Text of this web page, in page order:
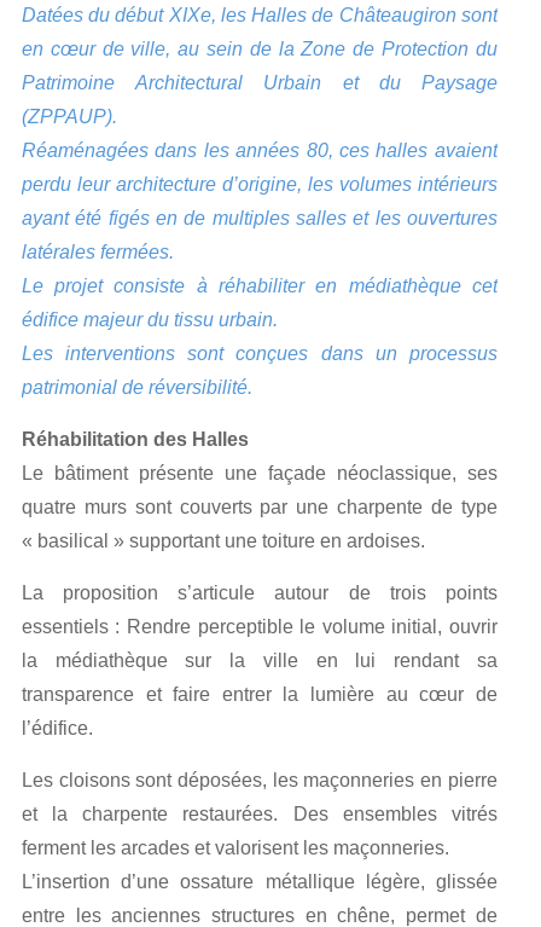
Datées du début XIXe, les Halles de Châteaugiron sont
en cœur de ville, au sein de la Zone de Protection du
Patrimoine Architectural Urbain et du Paysage
(ZPPAUP).
Réaménagées dans les années 80, ces halles avaient
perdu leur architecture d’origine, les volumes intérieurs
ayant été figés en de multiples salles et les ouvertures
latérales fermées.
Le projet consiste à réhabiliter en médiathèque cet
édifice majeur du tissu urbain.
Les interventions sont conçues dans un processus
patrimonial de réversibilité.
Réhabilitation des Halles
Le bâtiment présente une façade néoclassique, ses
quatre murs sont couverts par une charpente de type
« basilical » supportant une toiture en ardoises.
La proposition s’articule autour de trois points
essentiels : Rendre perceptible le volume initial, ouvrir
la médiathèque sur la ville en lui rendant sa
transparence et faire entrer la lumière au cœur de
l’édifice.
Les cloisons sont déposées, les maçonneries en pierre
et la charpente restaurées. Des ensembles vitrés
ferment les arcades et valorisent les maçonneries.
L’insertion d’une ossature métallique légère, glissée
entre les anciennes structures en chêne, permet de